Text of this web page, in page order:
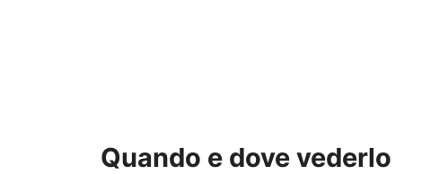
Quando e dove vederlo